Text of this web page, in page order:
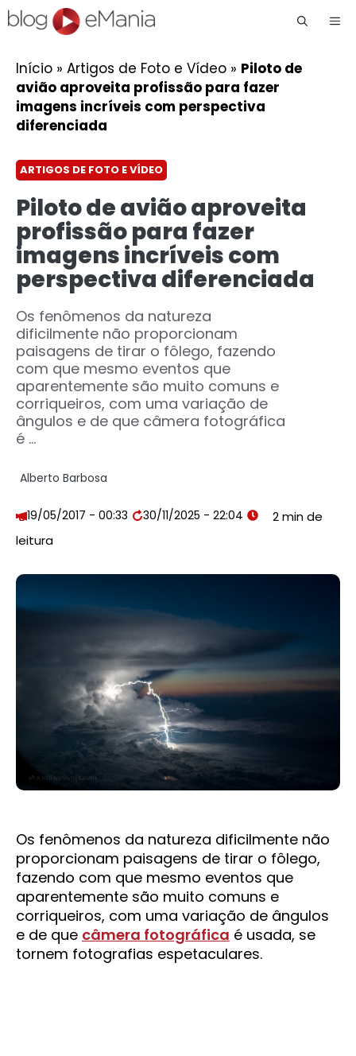
Início » Artigos de Foto e Vídeo » Piloto de
avião aproveita profissão para fazer
imagens incríveis com perspectiva
diferenciada
ARTIGOS DE FOTO E VÍDEO
Piloto de avião aproveita
profissão para fazer
imagens incríveis com
perspectiva diferenciada
Os fenômenos da natureza
dificilmente não proporcionam
paisagens de tirar o fôlego, fazendo
com que mesmo eventos que
aparentemente são muito comuns e
corriqueiros, com uma variação de
ângulos e de que câmera fotográfica
é ...
Alberto Barbosa
19/05/2017 - 00:33 30/11/2025 - 22:04
Os fenômenos da natureza dificilmente não
proporcionam paisagens de tirar o fôlego,
fazendo com que mesmo eventos que
aparentemente são muito comuns e
corriqueiros, com uma variação de ângulos
e de que câmera fotográfica é usada, se
tornem fotografias espetaculares.